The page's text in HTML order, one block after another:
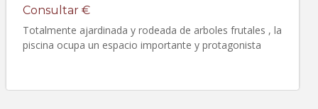
Consultar €
Totalmente ajardinada y rodeada de arboles frutales , la
piscina ocupa un espacio importante y protagonista